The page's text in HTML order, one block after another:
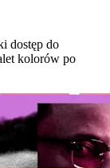
dostęp do
kolorów po